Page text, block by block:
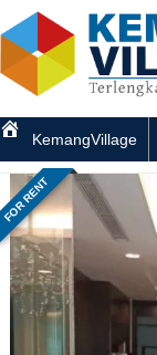
KemangVillage
FOR RENT